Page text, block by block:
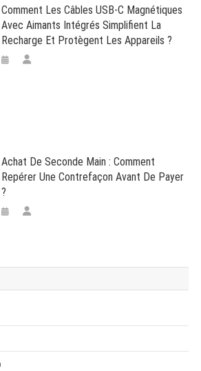
Comment Les Câbles USB-C Magnétiques
Avec Aimants Intégrés Simplifient La
Recharge Et Protègent Les Appareils ?
Achat De Seconde Main : Comment
Repérer Une Contrefaçon Avant De Payer
?